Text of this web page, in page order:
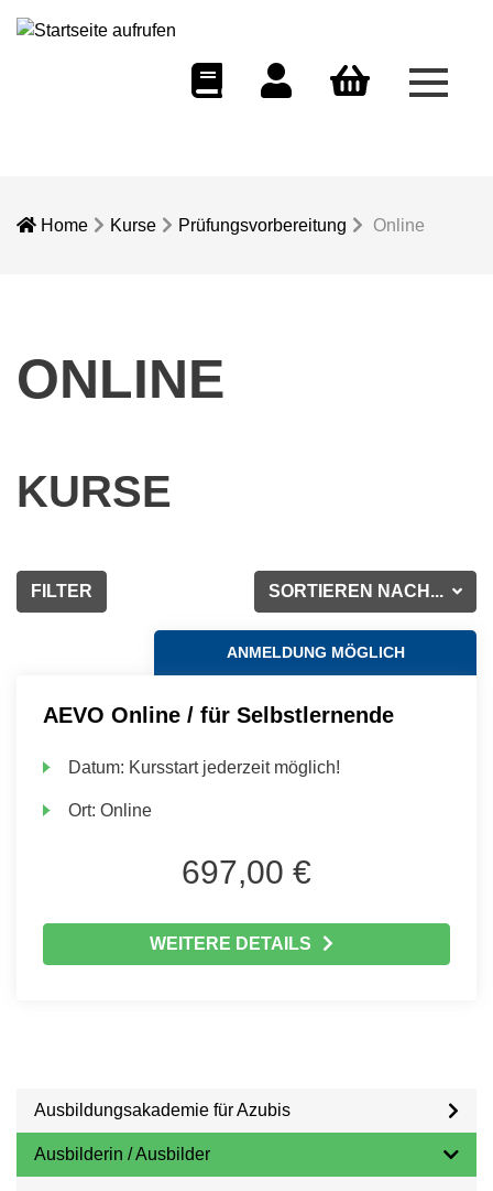
Menü
Home Kurse Prüfungsvorbereitung Online
ONLINE
KURSE
SORTIEREN NACH...
FILTER
ANMELDUNG MÖGLICH
AEVO Online / für Selbstlernende
Datum: Kursstart jederzeit möglich!
Ort:Online
697,00 €
WEITERE DETAILS
Ausbildungsakademie für Azubis
Ausbilderin / Ausbilder